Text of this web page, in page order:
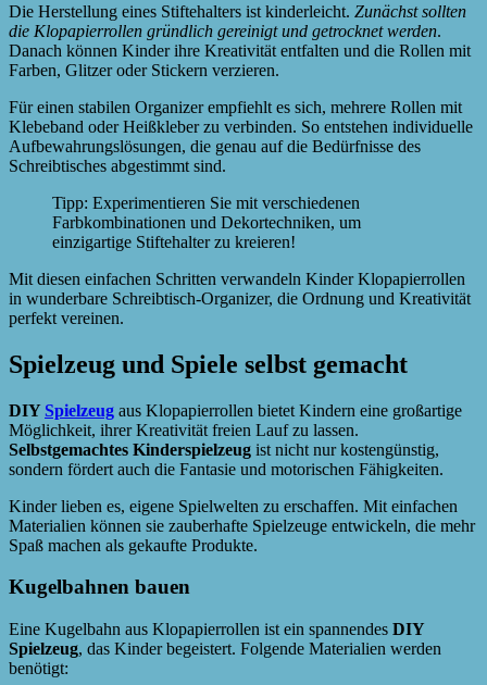
Die Herstellung eines Stiftehalters ist kinderleicht. Zunächst sollten
die Klopapierrollen gründlich gereinigt und getrocknet werden.
Danach können Kinder ihre Kreativität entfalten und die Rollen mit
Farben, Glitzer oder Stickern verzieren.
Für einen stabilen Organizer empfiehlt es sich, mehrere Rollen mit
Klebeband oder Heißkleber zu verbinden. So entstehen individuelle
Aufbewahrungslösungen, die genau auf die Bedürfnisse des
Schreibtisches abgestimmt sind.
Tipp: Experimentieren Sie mit verschiedenen
Farbkombinationen und Dekortechniken, um
einzigartige Stiftehalter zu kreieren!
Mit diesen einfachen Schritten verwandeln Kinder Klopapierrollen
in wunderbare Schreibtisch-Organizer, die Ordnung und Kreativität
perfekt vereinen.
Spielzeug und Spiele selbst gemacht
DIYSpielzeug aus Klopapierrollen bietet Kindern eine großartige
Möglichkeit, ihrer Kreativität freien Lauf zu lassen.
Selbstgemachtes Kinderspielzeug ist nicht nur kostengünstig,
sondern fördert auch die Fantasie und motorischen Fähigkeiten.
Kinder lieben es, eigene Spielwelten zu erschaffen. Mit einfachen
Materialien können sie zauberhafte Spielzeuge entwickeln, die mehr
Spaß machen als gekaufte Produkte.
Kugelbahnen bauen
Eine Kugelbahn aus Klopapierrollen ist ein spannendes DIY
Spielzeug, das Kinder begeistert. Folgende Materialien werden
benötigt: